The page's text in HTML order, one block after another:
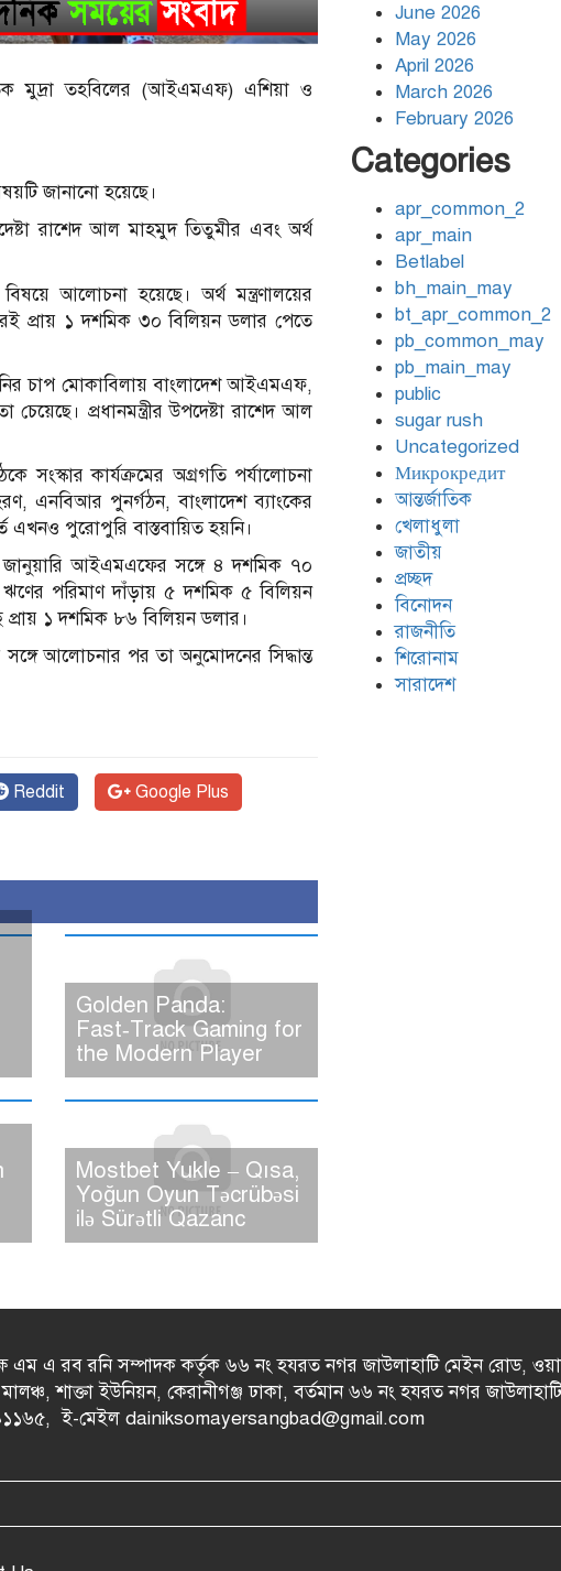
মুদ্রা তহবিলের (আইএমএফ) এশিয়া ও
জানানো হয়েছে।
রাশেদ আল মাহমুদ তিতুমীর এবং অর্থ
আলোচনা হয়েছে। অর্থ মন্ত্রণালয়ের
প্রায় ১ দশমিক ৩০ বিলিয়ন ডলার পেতে
চাপ মোকাবিলায় বাংলাদেশ আইএমএফ,
চেয়েছে। প্রধানমন্ত্রীর উপদেষ্টা রাশেদ আল
সংস্কার কার্যক্রমের অগ্রগতি পর্যালোচনা
এনবিআর পুনর্গঠন, বাংলাদেশ ব্যাংকের
এখনও পুরোপুরি বাস্তবায়িত হয়নি।
জানুয়ারি আইএমএফের সঙ্গে ৪ দশমিক ৭০
পরিমাণ দাঁড়ায় ৫ দশমিক ৫ বিলিয়ন
১ দশমিক ৮৬ বিলিয়ন ডলার।
সঙ্গে আলোচনার পর তা অনুমোদনের সিদ্ধান্ত
Reddit Google Plus
Golden Panda:
Fast‑Track Gaming for
the Modern Player
Mostbet Yukle – Qısa,
Yoğun Oyun Təcrübəsi
ilə Sürətli Qazanc
৬
৭
৮
১০
June 2026
May 2026
April 2026
March 2026
February 2026
Categories
apr_common_2
apr_main
Betlabel
bh_main_may
bt_apr_common_2
pb_common_may
pb_main_may
public
sugar rush
Uncategorized
Микрокредит
আন্তর্জাতিক
খেলাধুলা
জাতীয়
প্রচ্ছদ
বিনোদন
রাজনীতি
শিরোনাম
সারাদেশ
এম এ রব রনি সম্পাদক কর্তৃক ৬৬ নং হযরত নগর জাউলাহাটি মেইন রোড,
শাক্তা ইউনিয়ন, কেরানীগঞ্জ ঢাকা, বর্তমান ৬৬ নং হযরত নগর
ই-মেইল dainiksomayersangbad@gmail.com